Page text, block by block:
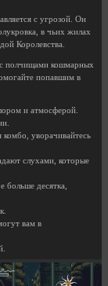
с угрозой. Он
в чьих жилах
Королевства.
с полчищами кошмарных
попавшим в
и атмосферой.
уворачивайтесь
слухами, которые
больше десятка,
вам в